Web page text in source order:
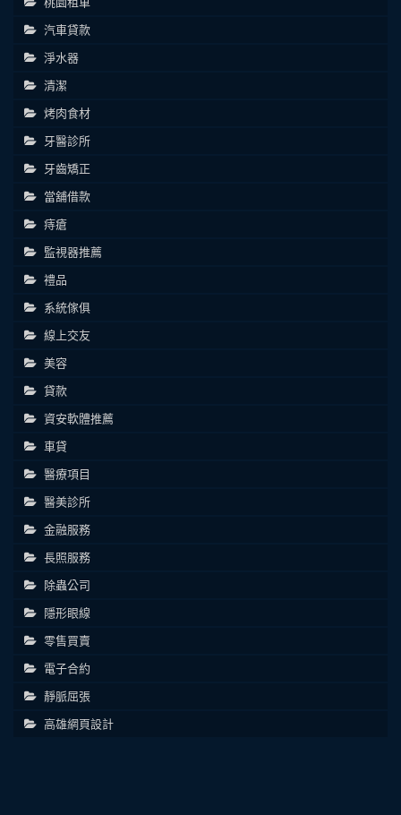
汽車貸款
淨水器
清潔
烤肉食材
牙醫診所
牙齒矯正
當舖借款
痔瘡
監視器推薦
禮品
系統傢俱
線上交友
美容
貸款
資安軟體推薦
車貸
醫療項目
醫美診所
金融服務
長照服務
除蟲公司
隱形眼線
零售買賣
電子合約
靜脈屈張
高雄網頁設計